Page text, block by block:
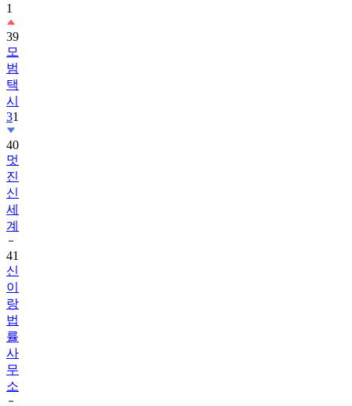
1
39
모
범
택
시
31
40
멋
진
신
세
계
41
신
이
랑
법
률
사
무
소